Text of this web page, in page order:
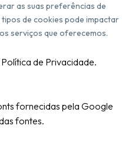
as suas preferências de
de cookies pode impactar
serviços que oferecemos.
de Privacidade.
fornecidas pela Google
fontes.